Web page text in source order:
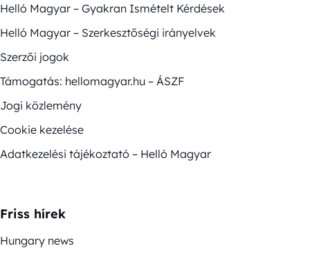
Helló Magyar – Gyakran Ismételt Kérdések
Helló Magyar – Szerkesztőségi irányelvek
Szerzői jogok
Támogatás: hellomagyar.hu – ÁSZF
Jogi közlemény
Cookie kezelése
Adatkezelési tájékoztató – Helló Magyar
Friss hírek
Hungary news